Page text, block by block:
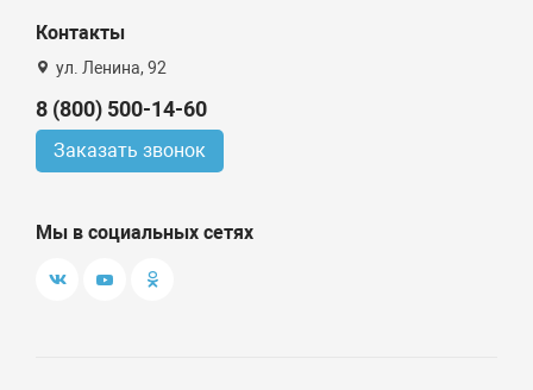
Контакты
ул. Ленина, 92
8 (800) 500-14-60
Заказать звонок
Мы в социальных сетях